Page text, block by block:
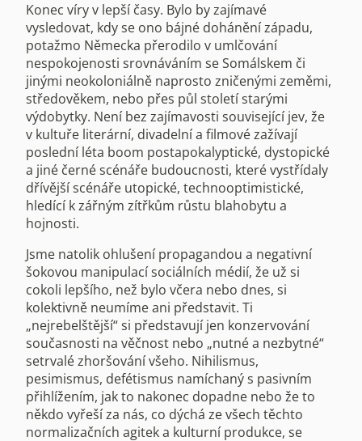
Konec víry v lepší časy. Bylo by zajímavé
vysledovat, kdy se ono bájné dohánění západu,
potažmo Německa přerodilo v umlčování
nespokojenosti srovnáváním se Somálskem či
jinými neokoloniálně naprosto zničenými zeměmi,
středověkem, nebo přes půl století starými
výdobytky. Není bez zajímavosti související jev, že
v kultuře literární, divadelní a filmové zažívají
poslední léta boom postapokalyptické, dystopické
a jiné černé scénáře budoucnosti, které vystřídaly
dřívější scénáře utopické, technooptimistické,
hledící k zářným zítřkům růstu blahobytu a
hojnosti.
Jsme natolik ohlušení propagandou a negativní
šokovou manipulací sociálních médií, že už si
cokoli lepšího, než bylo včera nebo dnes, si
kolektivně neumíme ani představit. Ti
„nejrebelštější“ si představují jen konzervování
současnosti na věčnost nebo „nutné a nezbytné“
setrvalé zhoršování všeho. Nihilismus,
pesimismus, defétismus namíchaný s pasivním
přihlížením, jak to nakonec dopadne nebo že to
někdo vyřeší za nás, co dýchá ze všech těchto
normalizačních agitek a kulturní produkce, se